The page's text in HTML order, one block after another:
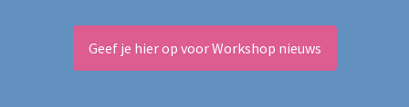
Geef je hier op voor Workshop nieuws